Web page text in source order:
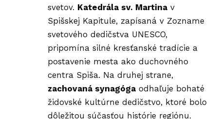
svetov. Katedrála sv. Martina v
Spišskej Kapitule, zapísaná v Zozname
svetového dedičstva UNESCO,
pripomína silné kresťanské tradície a
postavenie mesta ako duchovného
centra Spiša. Na druhej strane,
zachovaná synagóga odhaľuje bohaté
židovské kultúrne dedičstvo, ktoré bolo
dôležitou súčasťou histórie regiónu.